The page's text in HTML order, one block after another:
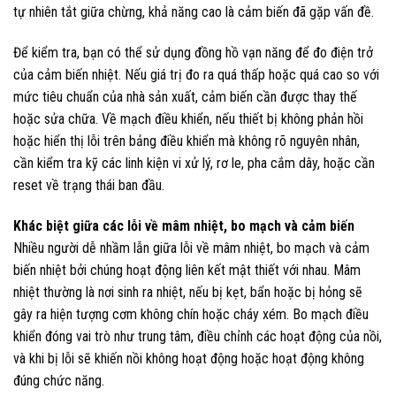
tự nhiên tắt giữa chừng, khả năng cao là cảm biến đã gặp vấn đề.
Để kiểm tra, bạn có thể sử dụng đồng hồ vạn năng để đo điện trở
của cảm biến nhiệt. Nếu giá trị đo ra quá thấp hoặc quá cao so với
mức tiêu chuẩn của nhà sản xuất, cảm biến cần được thay thế
hoặc sửa chữa. Về mạch điều khiển, nếu thiết bị không phản hồi
hoặc hiển thị lỗi trên bảng điều khiển mà không rõ nguyên nhân,
cần kiểm tra kỹ các linh kiện vi xử lý, rơ le, pha cắm dây, hoặc cần
reset về trạng thái ban đầu.
Khác biệt giữa các lỗi về mâm nhiệt, bo mạch và cảm biến
Nhiều người dễ nhầm lẫn giữa lỗi về mâm nhiệt, bo mạch và cảm
biến nhiệt bởi chúng hoạt động liên kết mật thiết với nhau. Mâm
nhiệt thường là nơi sinh ra nhiệt, nếu bị kẹt, bẩn hoặc bị hỏng sẽ
gây ra hiện tượng cơm không chín hoặc cháy xém. Bo mạch điều
khiển đóng vai trò như trung tâm, điều chỉnh các hoạt động của nồi,
và khi bị lỗi sẽ khiến nồi không hoạt động hoặc hoạt động không
đúng chức năng.